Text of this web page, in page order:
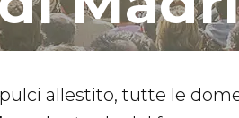
allestito, tutte le